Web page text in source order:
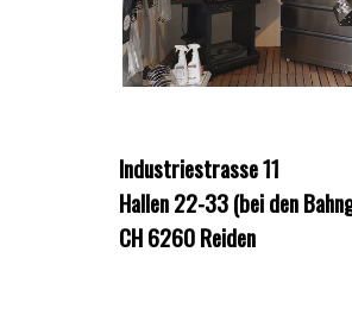
Industriestrasse 11
Hallen 22-33 (bei den
CH 6260 Reiden